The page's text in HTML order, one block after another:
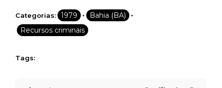
Categorias: 1979 • Bahia (BA) •
Recursos criminais
Tags: